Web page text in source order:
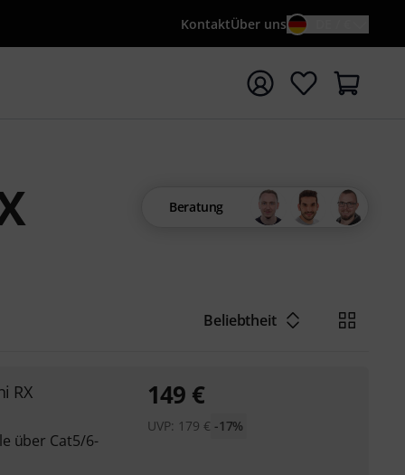
KontaktÜber uns
mit Suchwort {searchTerm} starten
Beratung
Beliebtheit
RX
über Cat5/6-
149 €
UVP: 179 € -17%